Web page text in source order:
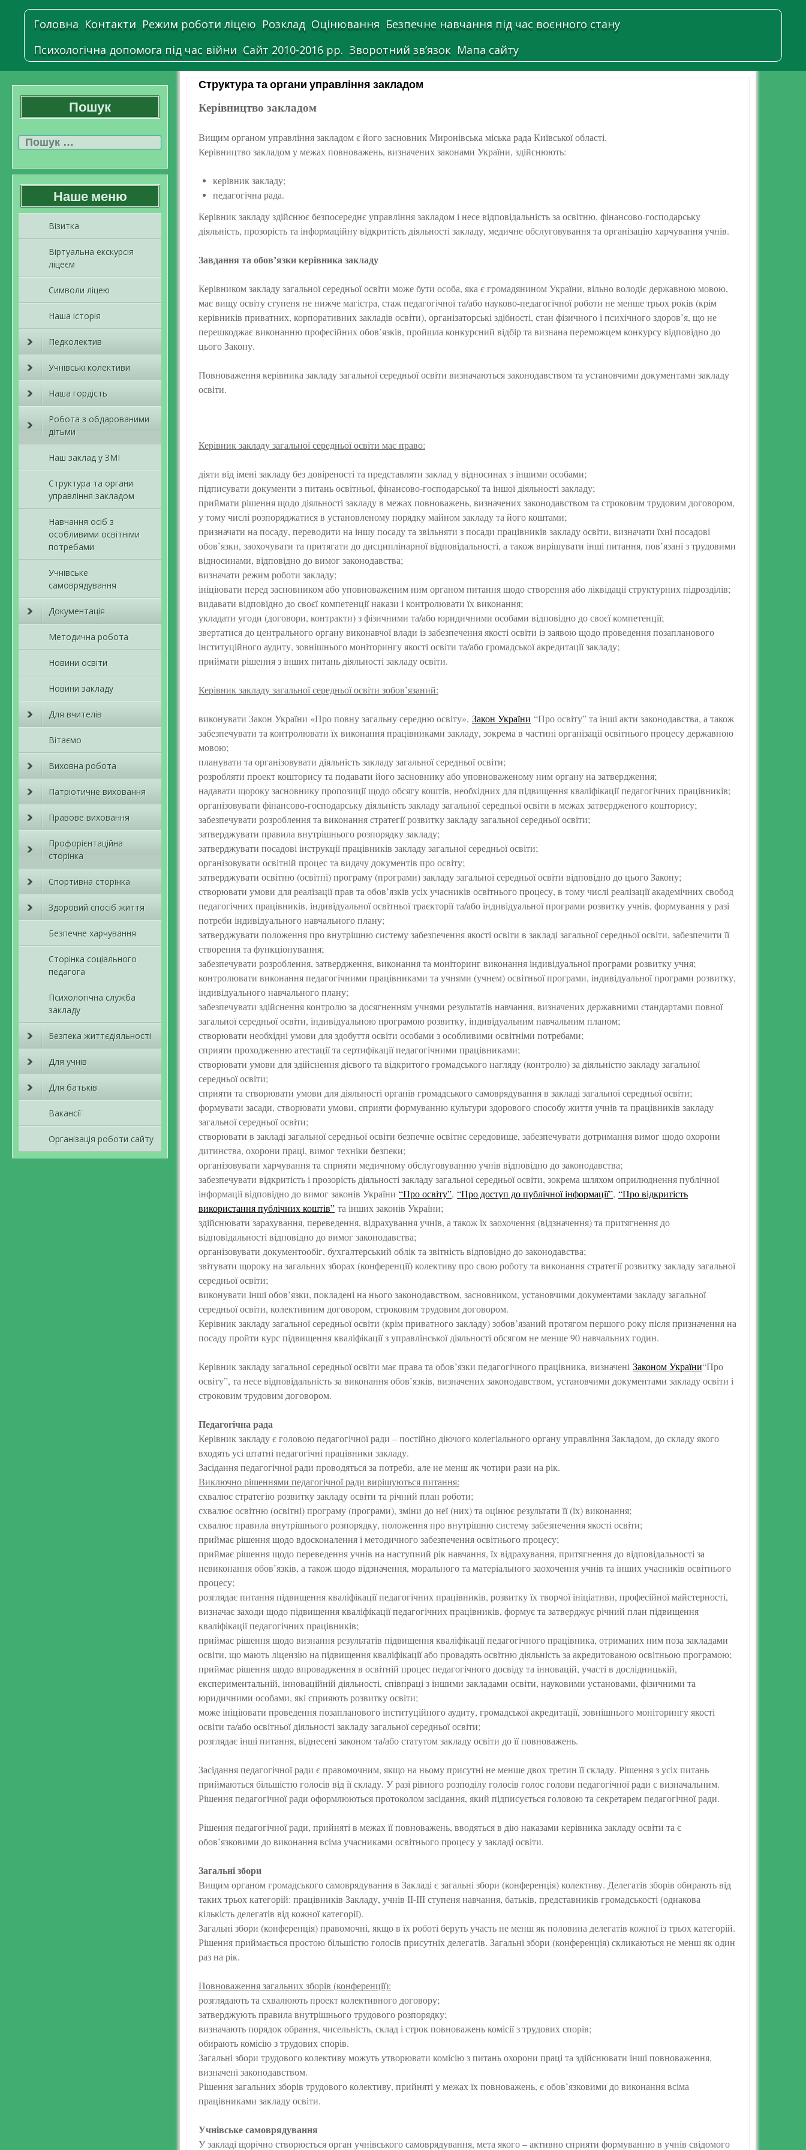
Головна Контакти Режим роботи ліцею Розклад Оцінювання Безпечне навчання під час воєнного стану
Психологічна допомога під час війни Сайт 2010-2016 рр. Зворотний зв’язок Мапа сайту
Пошук
Наше меню
Візитка
Віртуальна екскурсія
ліцеєм
Символи ліцею
Наша історія
Педколектив
Учнівські колективи
Наша гордість
Робота з обдарованими
дітьми
Наш заклад у ЗМІ
Структура та органи
управління закладом
Навчання осіб з
особливими освітніми
потребами
Учнівське
самоврядування
Документація
Методична робота
Новини освіти
Новини закладу
Для вчителів
Вітаємо
Виховна робота
Патріотичне виховання
Правове виховання
Профорієнтаційна
сторінка
Спортивна сторінка
Здоровий спосіб життя
Безпечне харчування
Сторінка соціального
педагога
Психологічна служба
закладу
Безпека життєдіяльності
Для учнів
Для батьків
Вакансії
Організація роботи сайту
Структура та органи управління закладом
Керівництво закладом
Вищим органом управління закладом є його засновник Миронівська міська рада Київської області.
Керівництво закладом у межах повноважень, визначених законами України, здійснюють:
керівник закладу;
педагогічна рада.
Керівник закладу здійснює безпосереднє управління закладом і несе відповідальність за освітню, фінансово-господарську
діяльність, прозорість та інформаційну відкритість діяльності закладу, медичне обслуговування та організацію харчування учнів.
Завдання та обов’язки керівника закладу
Керівником закладу загальної середньої освіти може бути особа, яка є громадянином України, вільно володіє державною мовою,
має вищу освіту ступеня не нижче магістра, стаж педагогічної та/або науково-педагогічної роботи не менше трьох років (крім
керівників приватних, корпоративних закладів освіти), організаторські здібності, стан фізичного і психічного здоров’я, що не
перешкоджає виконанню професійних обов’язків, пройшла конкурсний відбір та визнана переможцем конкурсу відповідно до
цього Закону.
Повноваження керівника закладу загальної середньої освіти визначаються законодавством та установчими документами закладу
освіти.
Керівник закладу загальної середньої освіти має право:
діяти від імені закладу без довіреності та представляти заклад у відносинах з іншими особами;
підписувати документи з питань освітньої, фінансово-господарської та іншої діяльності закладу;
приймати рішення щодо діяльності закладу в межах повноважень, визначених законодавством та строковим трудовим договором,
у тому числі розпоряджатися в установленому порядку майном закладу та його коштами;
призначати на посаду, переводити на іншу посаду та звільняти з посади працівників закладу освіти, визначати їхні посадові
обов’язки, заохочувати та притягати до дисциплінарної відповідальності, а також вирішувати інші питання, пов’язані з трудовими
відносинами, відповідно до вимог законодавства;
визначати режим роботи закладу;
ініціювати перед засновником або уповноваженим ним органом питання щодо створення або ліквідації структурних підрозділів;
видавати відповідно до своєї компетенції накази і контролювати їх виконання;
укладати угоди (договори, контракти) з фізичними та/або юридичними особами відповідно до своєї компетенції;
звертатися до центрального органу виконавчої влади із забезпечення якості освіти із заявою щодо проведення позапланового
інституційного аудиту, зовнішнього моніторингу якості освіти та/або громадської акредитації закладу;
приймати рішення з інших питань діяльності закладу освіти.
Керівник закладу загальної середньої освіти зобов’язаний:
виконувати Закон України «Про повну загальну середню освіту», Закон України “Про освіту” та інші акти законодавства, а також
забезпечувати та контролювати їх виконання працівниками закладу, зокрема в частині організації освітнього процесу державною
мовою;
планувати та організовувати діяльність закладу загальної середньої освіти;
розробляти проект кошторису та подавати його засновнику або уповноваженому ним органу на затвердження;
надавати щороку засновнику пропозиції щодо обсягу коштів, необхідних для підвищення кваліфікації педагогічних працівників;
організовувати фінансово-господарську діяльність закладу загальної середньої освіти в межах затвердженого кошторису;
забезпечувати розроблення та виконання стратегії розвитку закладу загальної середньої освіти;
затверджувати правила внутрішнього розпорядку закладу;
затверджувати посадові інструкції працівників закладу загальної середньої освіти;
організовувати освітній процес та видачу документів про освіту;
затверджувати освітню (освітні) програму (програми) закладу загальної середньої освіти відповідно до цього Закону;
створювати умови для реалізації прав та обов’язків усіх учасників освітнього процесу, в тому числі реалізації академічних свобод
педагогічних працівників, індивідуальної освітньої траєкторії та/або індивідуальної програми розвитку учнів, формування у разі
потреби індивідуального навчального плану;
затверджувати положення про внутрішню систему забезпечення якості освіти в закладі загальної середньої освіти, забезпечити її
створення та функціонування;
забезпечувати розроблення, затвердження, виконання та моніторинг виконання індивідуальної програми розвитку учня;
контролювати виконання педагогічними працівниками та учнями (учнем) освітньої програми, індивідуальної програми розвитку,
індивідуального навчального плану;
забезпечувати здійснення контролю за досягненням учнями результатів навчання, визначених державними стандартами повної
загальної середньої освіти, індивідуальною програмою розвитку, індивідуальним навчальним планом;
створювати необхідні умови для здобуття освіти особами з особливими освітніми потребами;
сприяти проходженню атестації та сертифікації педагогічними працівниками;
створювати умови для здійснення дієвого та відкритого громадського нагляду (контролю) за діяльністю закладу загальної
середньої освіти;
сприяти та створювати умови для діяльності органів громадського самоврядування в закладі загальної середньої освіти;
формувати засади, створювати умови, сприяти формуванню культури здорового способу життя учнів та працівників закладу
загальної середньої освіти;
створювати в закладі загальної середньої освіти безпечне освітнє середовище, забезпечувати дотримання вимог щодо охорони
дитинства, охорони праці, вимог техніки безпеки;
організовувати харчування та сприяти медичному обслуговуванню учнів відповідно до законодавства;
забезпечувати відкритість і прозорість діяльності закладу загальної середньої освіти, зокрема шляхом оприлюднення публічної
інформації відповідно до вимог законів України “Про освіту”, “Про доступ до публічної інформації”, “Про відкритість
використання публічних коштів” та інших законів України;
здійснювати зарахування, переведення, відрахування учнів, а також їх заохочення (відзначення) та притягнення до
відповідальності відповідно до вимог законодавства;
організовувати документообіг, бухгалтерський облік та звітність відповідно до законодавства;
звітувати щороку на загальних зборах (конференції) колективу про свою роботу та виконання стратегії розвитку закладу загальної
середньої освіти;
виконувати інші обов’язки, покладені на нього законодавством, засновником, установчими документами закладу загальної
середньої освіти, колективним договором, строковим трудовим договором.
Керівник закладу загальної середньої освіти (крім приватного закладу) зобов’язаний протягом першого року після призначення на
посаду пройти курс підвищення кваліфікації з управлінської діяльності обсягом не менше 90 навчальних годин.
Керівник закладу загальної середньої освіти має права та обов’язки педагогічного працівника, визначені Законом України“Про
освіту”, та несе відповідальність за виконання обов’язків, визначених законодавством, установчими документами закладу освіти і
строковим трудовим договором.
Педагогічна рада
Керівник закладу є головою педагогічної ради – постійно діючого колегіального органу управління Закладом, до складу якого
входять усі штатні педагогічні працівники закладу.
Засідання педагогічної ради проводяться за потреби, але не менш як чотири рази на рік.
Виключно рішеннями педагогічної ради вирішуються питання:
схвалює стратегію розвитку закладу освіти та річний план роботи;
схвалює освітню (освітні) програму (програми), зміни до неї (них) та оцінює результати її (їх) виконання;
схвалює правила внутрішнього розпорядку, положення про внутрішню систему забезпечення якості освіти;
приймає рішення щодо вдосконалення і методичного забезпечення освітнього процесу;
приймає рішення щодо переведення учнів на наступний рік навчання, їх відрахування, притягнення до відповідальності за
невиконання обов’язків, а також щодо відзначення, морального та матеріального заохочення учнів та інших учасників освітнього
процесу;
розглядає питання підвищення кваліфікації педагогічних працівників, розвитку їх творчої ініціативи, професійної майстерності,
визначає заходи щодо підвищення кваліфікації педагогічних працівників, формує та затверджує річний план підвищення
кваліфікації педагогічних працівників;
приймає рішення щодо визнання результатів підвищення кваліфікації педагогічного працівника, отриманих ним поза закладами
освіти, що мають ліцензію на підвищення кваліфікації або провадять освітню діяльність за акредитованою освітньою програмою;
приймає рішення щодо впровадження в освітній процес педагогічного досвіду та інновацій, участі в дослідницькій,
експериментальній, інноваційній діяльності, співпраці з іншими закладами освіти, науковими установами, фізичними та
юридичними особами, які сприяють розвитку освіти;
може ініціювати проведення позапланового інституційного аудиту, громадської акредитації, зовнішнього моніторингу якості
освіти та/або освітньої діяльності закладу загальної середньої освіти;
розглядає інші питання, віднесені законом та/або статутом закладу освіти до її повноважень.
Засідання педагогічної ради є правомочним, якщо на ньому присутні не менше двох третин її складу. Рішення з усіх питань
приймаються більшістю голосів від її складу. У разі рівного розподілу голосів голос голови педагогічної ради є визначальним.
Рішення педагогічної ради оформлюються протоколом засідання, який підписується головою та секретарем педагогічної ради.
Рішення педагогічної ради, прийняті в межах її повноважень, вводяться в дію наказами керівника закладу освіти та є
обов’язковими до виконання всіма учасниками освітнього процесу у закладі освіти.
Загальні збори
Вищим органом громадського самоврядування в Закладі є загальні збори (конференція) колективу. Делегатів зборів обирають від
таких трьох категорій: працівників Закладу, учнів ІІ-ІІІ ступеня навчання, батьків, представників громадськості (однакова
кількість делегатів від кожної категорії).
Загальні збори (конференція) правомочні, якщо в їх роботі беруть участь не менш як половина делегатів кожної із трьох категорій.
Рішення приймається простою більшістю голосів присутніх делегатів. Загальні збори (конференція) скликаються не менш як один
раз на рік.
Повноваження загальних зборів (конференції):
розглядають та схвалюють проект колективного договору;
затверджують правила внутрішнього трудового розпорядку;
визначають порядок обрання, чисельність, склад і строк повноважень комісії з трудових спорів;
обирають комісію з трудових спорів.
Загальні збори трудового колективу можуть утворювати комісію з питань охорони праці та здійснювати інші повноваження,
визначені законодавством.
Рішення загальних зборів трудового колективу, прийняті у межах їх повноважень, є обов’язковими до виконання всіма
працівниками закладу освіти.
Учнівське самоврядування
У закладі щорічно створюється орган учнівського самоврядування, мета якого – активно сприяти формуванню в учнів свідомого